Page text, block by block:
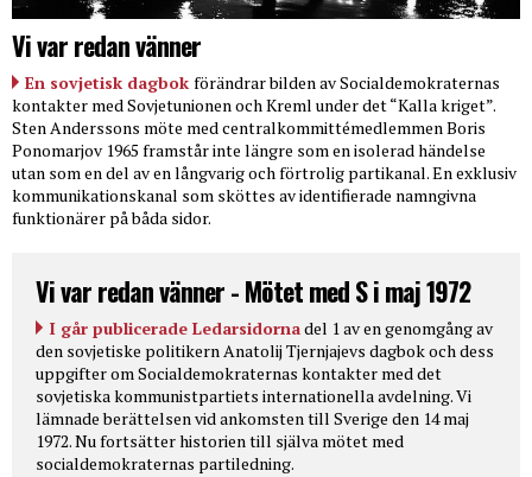
Vi var redan vänner
En sovjetisk dagbok förändrar bilden av Socialdemokraternas
kontakter med Sovjetunionen och Kreml under det “Kalla kriget”.
Sten Anderssons möte med centralkommittémedlemmen Boris
Ponomarjov 1965 framstår inte längre som en isolerad händelse
utan som en del av en långvarig och förtrolig partikanal. En exklusiv
kommunikationskanal som sköttes av identifierade namngivna
funktionärer på båda sidor.
Vi var redan vänner - Mötet med S i maj 1972
I går publicerade Ledarsidornadel 1 av en genomgång av
den sovjetiske politikern Anatolij Tjernjajevs dagbok och dess
uppgifter om Socialdemokraternas kontakter med det
sovjetiska kommunistpartiets internationella avdelning. Vi
lämnade berättelsen vid ankomsten till Sverige den 14 maj
1972. Nu fortsätter historien till själva mötet med
socialdemokraternas partiledning.